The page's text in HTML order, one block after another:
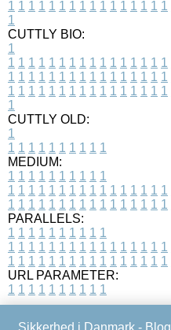
1 1 1 1 1 1 1 1 1 1 1 1 1 1 1 1
1
CUTTLY BIO:
1
1 1 1 1 1 1 1 1 1 1 1 1 1 1 1 1
1 1 1 1 1 1 1 1 1 1 1 1 1 1 1 1
1 1 1 1 1 1 1 1 1 1 1 1 1 1 1 1
1
CUTTLY OLD:
1
1 1 1 1 1 1 1 1 1 1
MEDIUM:
1 1 1 1 1 1 1 1 1 1
1 1 1 1 1 1 1 1 1 1 1 1 1 1 1 1
1 1 1 1 1 1 1 1 1 1 1 1 1 1 1 1
PARALLELS:
1 1 1 1 1 1 1 1 1 1
1 1 1 1 1 1 1 1 1 1 1 1 1 1 1 1
1 1 1 1 1 1 1 1 1 1 1 1 1 1 1 1
URL PARAMETER:
1 1 1 1 1 1 1 1 1 1
Sikkerhed i Danmark - Blog